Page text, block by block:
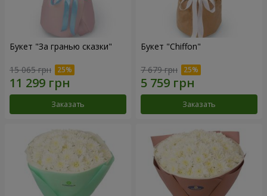
Букет "За гранью сказки"
15 065 грн
Заказать
Букет "Chiffon"
7 679 грн
Заказать